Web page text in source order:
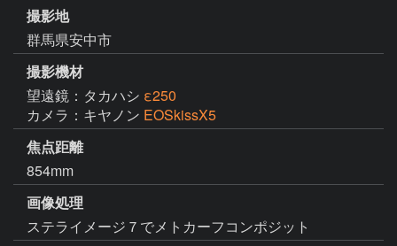
撮影地
群馬県安中市
撮影機材
望遠鏡：タカハシ ε250
カメラ：キヤノン EOSkissX5
焦点距離
854mm
画像処理
ステライメージ７でメトカーフコンポジット